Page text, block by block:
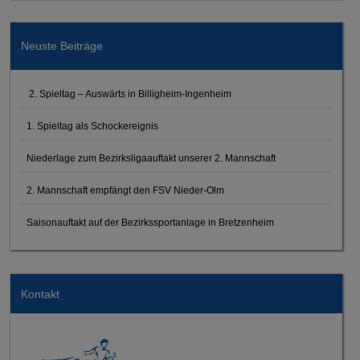
Neuste Beiträge
2. Spieltag – Auswärts in Billigheim-Ingenheim
1. Spieltag als Schockereignis
Niederlage zum Bezirksligaauftakt unserer 2. Mannschaft
2. Mannschaft empfängt den FSV Nieder-Olm
Saisonauftakt auf der Bezirkssportanlage in Bretzenheim
Kontakt